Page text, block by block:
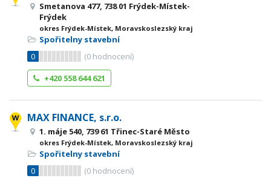
Smetanova 477, 738 01 Frýdek-Místek-
Frýdek
okres Frýdek-Místek, Moravskoslezský kraj
Spořitelny stavební
0
(0 hodnocení)
+420 558 644 621
MAX FINANCE, s.r.o.
1. máje 540, 739 61 Třinec-Staré Město
okres Frýdek-Místek, Moravskoslezský kraj
Spořitelny stavební
0
(0 hodnocení)